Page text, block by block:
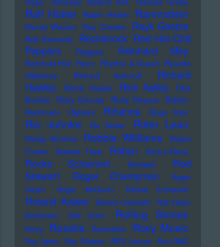
Ralf Hütter Ralph Heidel Rammstein
Randy Weston Ray Charles Rayk Goetze
Reb Kennedy Rechtsrock Red Hot Chili
Peppers
Reggae Reinhard Mey
Reinhold Heil Rezo Rhythm & Sound Ricardo
Villalobos
Richard Ashcroft
Richard
Hawley
Richie Hawtin Rick Astley
Rick
Buckler
Ricky Gervais Ricky Shayne Riddim
Riechmann Righeira Rihanna Ringo Starr
Rio Juhnke Rio Reiser Ritter Lean
Robag Wruhme Robbie Williams
Robert
Forster
Roberta Flack Robyn Rock-o-Rama
Rocko Schamoni Rockwell
Rod
Stewart
Roger Champman
Roger
Cicero
Roger McGuinn Roland Emmerich
Roland Kaiser Roland Owsnitzki
Rolf Dieter
Brinkmann
Rolf Kühn Rolling Stones
Romy Rosalia Rosenstolz Roxy Music
Roy Ayers Roy Orbison RPS Lanrue
Run-DMC